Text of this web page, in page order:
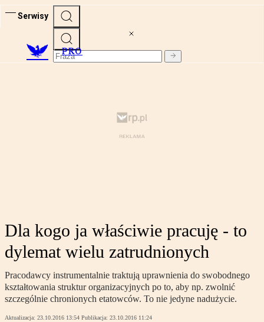
Serwisy
PRO
Dla kogo ja właściwie pracuję - to
dylemat wielu zatrudnionych
Pracodawcy instrumentalnie traktują uprawnienia do swobodnego
kształtowania struktur organizacyjnych po to, aby np. zwolnić
szczególnie chronionych etatowców. To nie jedyne nadużycie.
Aktualizacja: 23.10.2016 13:54 Publikacja: 23.10.2016 11:24